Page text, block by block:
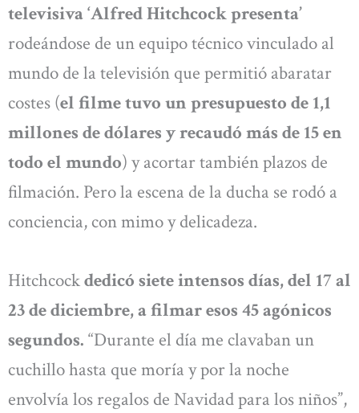
televisiva ‘Alfred Hitchcock presenta’
rodeándose de un equipo técnico vinculado al
mundo de la televisión que permitió abaratar
costes (el filme tuvo un presupuesto de 1,1
millones de dólares y recaudó más de 15 en
todo el mundo) y acortar también plazos de
filmación. Pero la escena de la ducha se rodó a
conciencia, con mimo y delicadeza.
Hitchcockdedicó siete intensos días, del 17 al
23 de diciembre, a filmar esos 45 agónicos
segundos. “Durante el día me clavaban un
cuchillo hasta que moría y por la noche
envolvía los regalos de Navidad para los niños”,